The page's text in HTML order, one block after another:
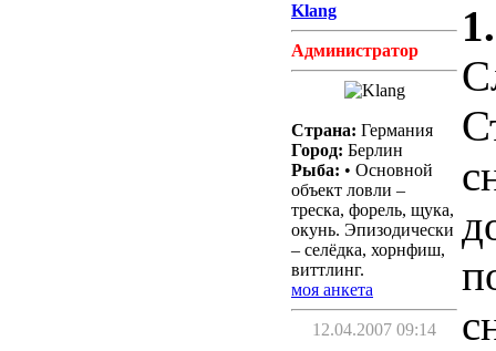
Klang
Администратор
Страна: Германия
Город: Берлин
Рыба: • Основной
объект ловли –
треска, форель, щука,
окунь. Эпизодически
– селёдка, хорнфиш,
виттлинг.
моя анкета
12.04.2007 09:14
1.